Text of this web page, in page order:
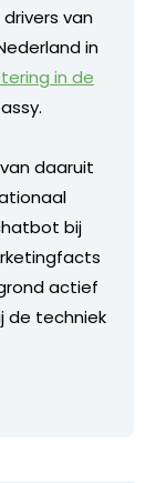
van
in
in de
daaruit
bij
actief
de techniek